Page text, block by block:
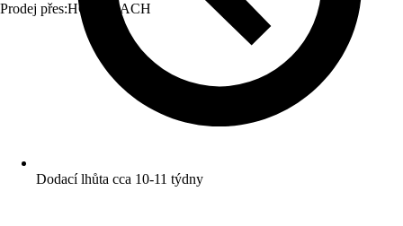
Prodej přes:HORNBACH
Dodací lhůta cca 10-11 týdny